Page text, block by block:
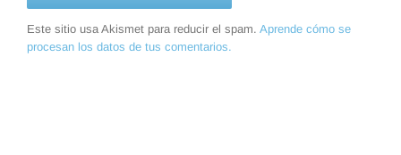
Este sitio usa Akismet para reducir el spam. Aprende cómo se
procesan los datos de tus comentarios.